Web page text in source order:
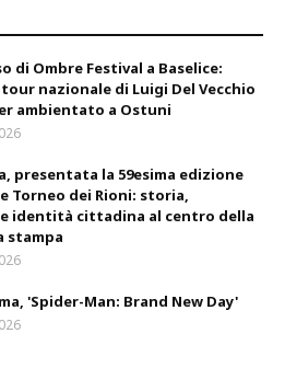
di Ombre Festival a Baselice:
nazionale di Luigi Del Vecchio
ambientato a Ostuni
presentata la 59esima edizione
Torneo dei Rioni: storia,
identità cittadina al centro della
stampa
'Spider-Man: Brand New Day'